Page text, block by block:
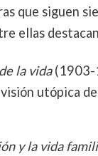
que siguen
ellas
la vida(1903-
utópica
y la vida